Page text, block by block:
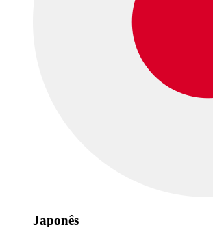
Japonês